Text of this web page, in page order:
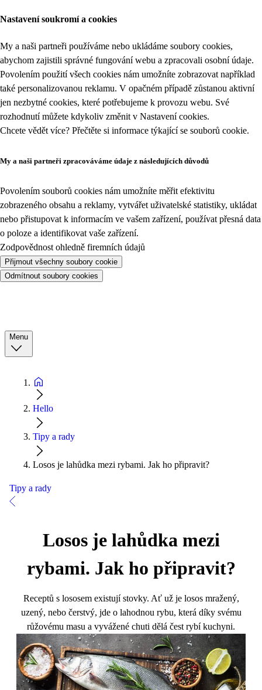
Nastavení soukromí a cookies
My a naši partneři používáme nebo ukládáme soubory cookies,
abychom zajistili správné fungování webu a zpracovali osobní údaje.
Povolením použití všech cookies nám umožníte zobrazovat například
také personalizovanou reklamu. V opačném případě zůstanou aktivní
jen nezbytné cookies, které potřebujeme k provozu webu. Své
rozhodnutí můžete kdykoliv změnit v Nastavení cookies.
Chcete vědět více? Přečtěte si informace týkající se souborů cookie.
My a naši partneři zpracováváme údaje z následujících důvodů
Povolením souborů cookies nám umožníte měřit efektivitu
zobrazeného obsahu a reklamy, vytvářet uživatelské statistiky, ukládat
nebo přistupovat k informacím ve vašem zařízení, používat přesná data
o poloze a identifikovat vaše zařízení.
Zodpovědnost ohledně firemních údajů
Přijmout všechny soubory cookie
Odmítnout soubory cookies
Menu
Hello
Tipy a rady
Losos je lahůdka mezi rybami. Jak ho připravit?
Tipy a rady
Losos je lahůdka mezi
rybami. Jak ho připravit?
Receptů s lososem existují stovky. Ať už je losos mražený,
uzený, nebo čerstvý, jde o lahodnou rybu, která díky svému
růžovému masu a vyvážené chuti dělá čest rybí kuchyni.